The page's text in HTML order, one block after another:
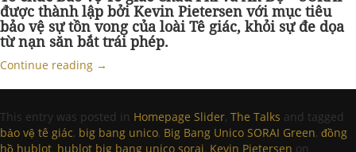
được thành lập bởi Kevin Pietersen với mục tiêu
bảo vệ sự tồn vong của loài Tê giác, khỏi sự đe dọa
từ nạn săn bắt trái phép.
Continue reading →
This entry was posted in Homepage Slider, The Talks and tagged
bảo vệ tê giác, big bang unico, Big Bang Unico SORAI Green, đồng
hồ hublot, hublot big bang unico sorai, Kevin Pietersen on